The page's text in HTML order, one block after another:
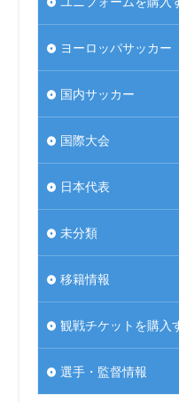
ヨーロッパサッカー
国内サッカー
国際大会
日本代表
未分類
移籍情報
観戦チケットを購入
選手・監督情報